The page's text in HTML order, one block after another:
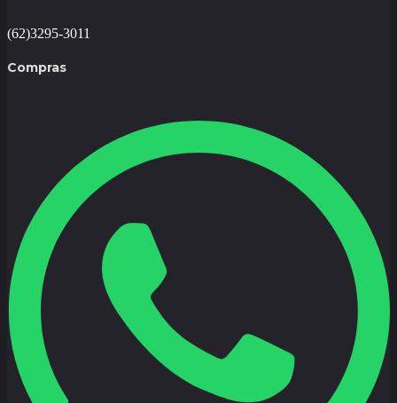
(62)3295-3011
Compras